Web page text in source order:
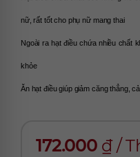
nữ, rất tốt cho phụ nữ mang thai
Ngoài ra hạt điều chứa nhiều chất
khỏe
Ăn hạt điều giúp giảm căng thẳng,
172.000 ₫ /